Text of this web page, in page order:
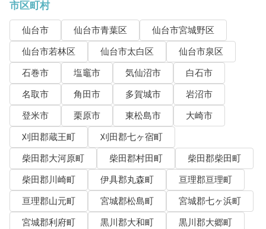
市区町村
仙台市 仙台市青葉区
仙台市宮城野区
仙台市若林区
仙台市太白区
仙台市泉区
石巻市
塩竈市 気仙沼市
白石市
名取市
角田市 多賀城市
岩沼市
登米市
栗原市 東松島市
大崎市
刈田郡蔵王町
刈田郡七ヶ宿町
柴田郡大河原町
柴田郡村田町
柴田郡柴田町
柴田郡川崎町
伊具郡丸森町
亘理郡亘理町
亘理郡山元町
宮城郡松島町
宮城郡七ヶ浜町
宮城郡利府町
黒川郡大和町
黒川郡大郷町